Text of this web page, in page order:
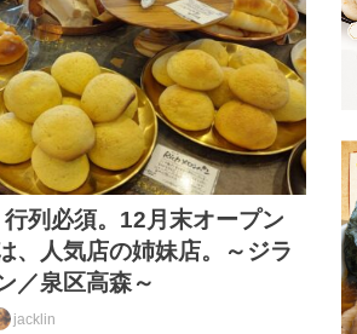
行列必須。12月末オープン
、人気店の姉妹店。～ジラ
／泉区高森～
jacklin